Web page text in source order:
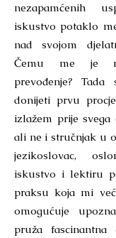
nezapamćenih
iskustvo potaklo
nad svojom
Čemu me je
prevođenje?
donijeti prvu
izlažem prije svega
ali ne i stručnjak u
jezikoslovac,
iskustvo i lektiru
praksu koja mi
omogućuje
pruža